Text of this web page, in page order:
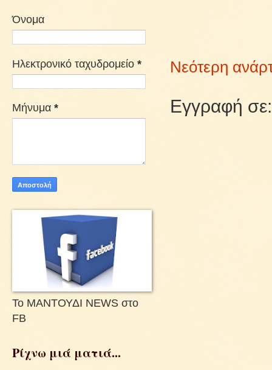
Νεότερη
Εγγραφή
Όνομα
Ηλεκτρονικό ταχυδρομείο *
Μήνυμα *
Το ΜΑΝΤΟΥΔΙ NEWS στο
FB
Ρίχνω μιά ματιά...